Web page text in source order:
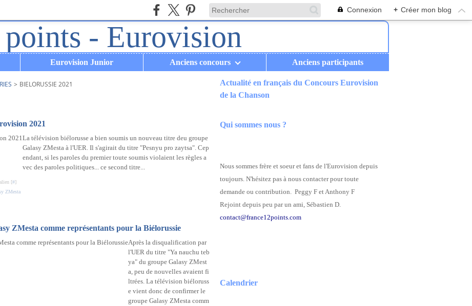
Connexion + Créer mon blog
Eurovision Junior Anciens concours Anciens participants
> BIELORUSSIE 2021
2021
La télévision biélorusse a bien soumis un nouveau titre deu groupe
Galasy ZMesta à l'UER. Il s'agirait du titre "Pesnyu pro zaytsa". Cep
endant, si les paroles du premier toute soumis violaient les règles a
vec des paroles politiques... ce second titre...
[#]
ZMesta
ZMesta comme représentants pour la Biélorussie
Après la disqualification par
l'UER du titre "Ya nauchu teb
ya" du groupe Galasy ZMest
a, peu de nouvelles avaient fi
ltrées. La télévision biéloruss
e vient donc de confirmer le
groupe Galasy ZMesta comm
Actualité en français du Concours Eurovision
de la Chanson
Qui sommes nous ?
Nous sommes frère et soeur et fans de l'Eurovision depuis
toujours. N'hésitez pas à nous contacter pour toute
demande ou contribution. Peggy F et Anthony F
Rejoint depuis peu par un ami, Sébastien D.
contact@france12points.com
Calendrier